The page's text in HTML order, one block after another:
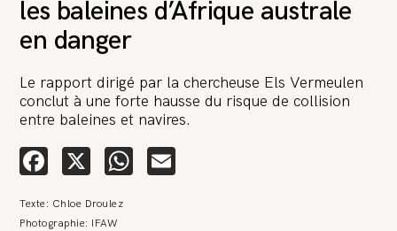
les baleines d’Afrique australe
en danger
Le rapport dirigé par la chercheuse Els Vermeulen
conclut à une forte hausse du risque de collision
entre baleines et navires.
Facebook
X WhatsApp
Texte: Chloe Droulez
Photographie: IFAW